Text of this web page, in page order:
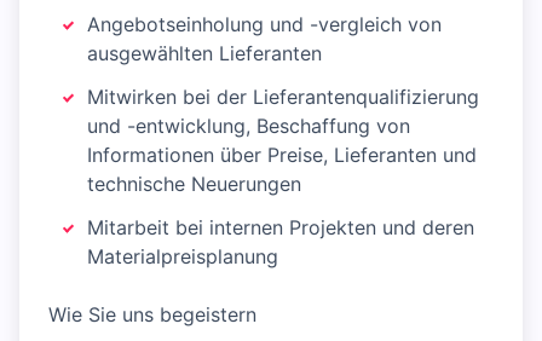
Angebotseinholung und -vergleich von
ausgewählten Lieferanten
Mitwirken bei der Lieferantenqualifizierung
und -entwicklung, Beschaffung von
Informationen über Preise, Lieferanten und
technische Neuerungen
Mitarbeit bei internen Projekten und deren
Materialpreisplanung
Wie Sie uns begeistern